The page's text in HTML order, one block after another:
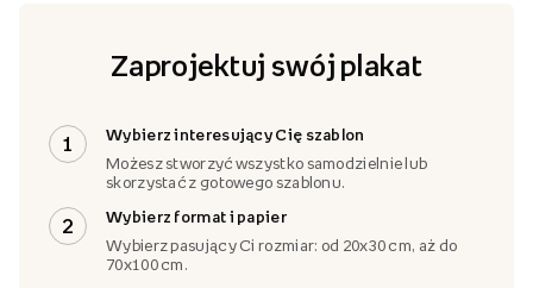
Zaprojektuj swój plakat
1
Wybierz interesujący Cię szablon
Możesz stworzyć wszystko samodzielnie lub
skorzystać z gotowego szablonu.
2
Wybierz format i papier
Wybierz pasujący Ci rozmiar: od 20x30 cm, aż do
70x100 cm.